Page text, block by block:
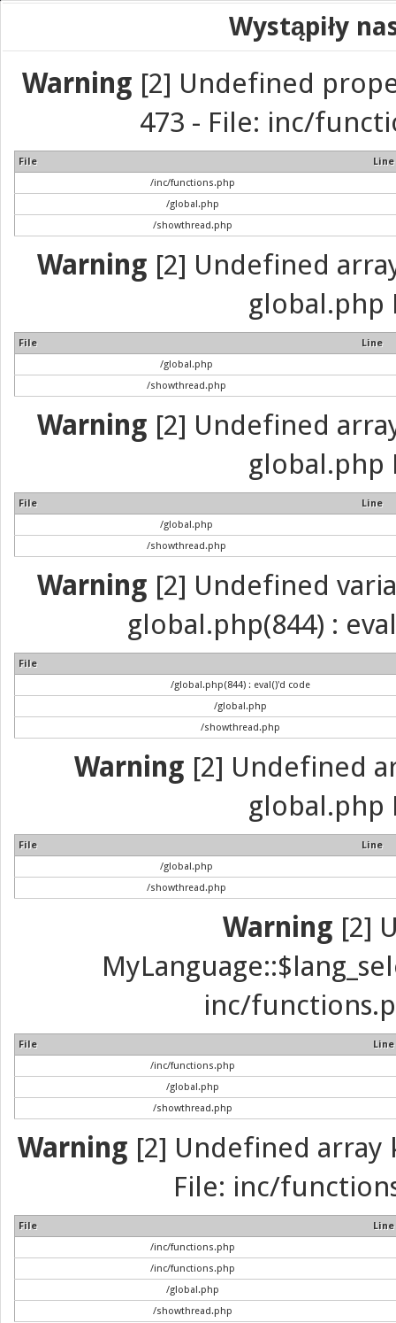
Wystąpiły
Warning [2] Undefined
473 - File: inc/
File
Line
/inc/functions.php
/global.php
/showthread.php
Warning [2] Undefined
global.php
File
Line
/global.php
/showthread.php
Warning [2] Undefined
global.php
File
Line
/global.php
/showthread.php
Warning [2] Undefined
global.php(844) :
File
/global.php(844) : eval()'d code
/global.php
/showthread.php
Warning [2] Undefined
global.php
File
Line
/global.php
/showthread.php
Warning [2]
inc/
File
Line
/inc/functions.php
/global.php
/showthread.php
Warning [2] Undefined array
File: inc/
File
Line
/inc/functions.php
/inc/functions.php
/global.php
/showthread.php